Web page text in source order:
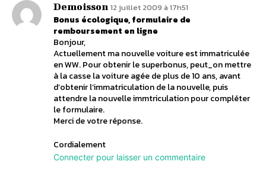
Demoisson 12 juillet 2009 à 17h51
Bonus écologique, formulaire de
remboursement en ligne
Bonjour,
Actuellement ma nouvelle voiture est immatriculée
en WW. Pour obtenir le superbonus, peut_on mettre
à la casse la voiture agée de plus de 10 ans, avant
d’obtenir l’immatriculation de la nouvelle, puis
attendre la nouvelle immtriculation pour compléter
le formulaire.
Merci de votre réponse.
Cordialement
Connecter pour laisser un commentaire